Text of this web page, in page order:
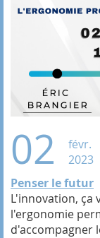
02
févr.
2023
Penser le futur
L'innovation, ça
l'ergonomie
d'accompagner